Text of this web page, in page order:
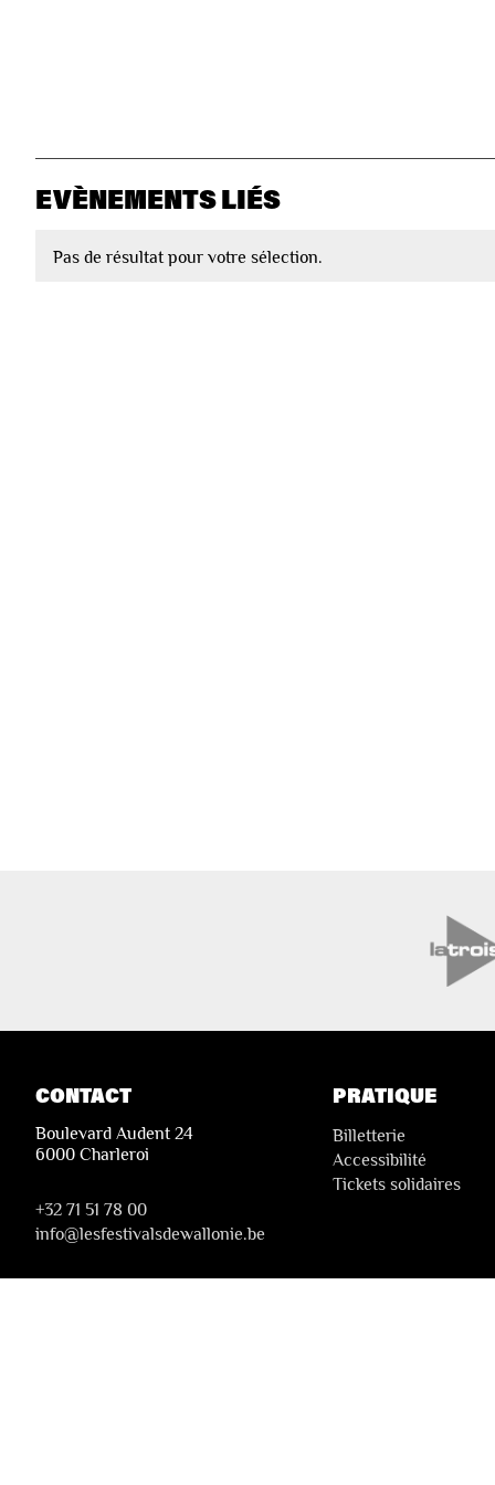
EVÈNEMENTS LIÉS
Pas de résultat pour votre sélection.
CONTACT
Boulevard Audent 24
6000 Charleroi
+32 71 51 78 00
info@lesfestivalsdewallonie.be
PRATIQUE
Billetterie
Accessibilité
Tickets solidaires